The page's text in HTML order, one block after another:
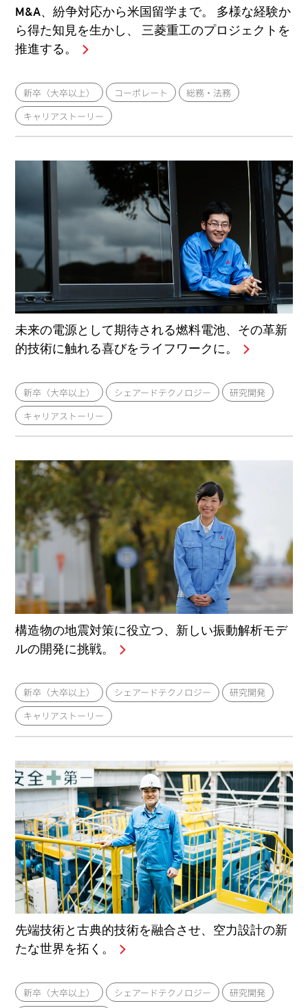
M&A、紛争対応から米国留学まで。 多様な経験か
ら得た知見を生かし、 三菱重工のプロジェクトを
推進する。
新卒（大卒以上） コーポレート
総務・法務
キャリアストーリー
未来の電源として期待される燃料電池、その革新
的技術に触れる喜びをライフワークに。
新卒（大卒以上） シェアードテクノロジー
研究開発
キャリアストーリー
構造物の地震対策に役立つ、新しい振動解析モデ
ルの開発に挑戦。
新卒（大卒以上） シェアードテクノロジー
研究開発
キャリアストーリー
先端技術と古典的技術を融合させ、空力設計の新
たな世界を拓く。
新卒（大卒以上） シェアードテクノロジー
研究開発